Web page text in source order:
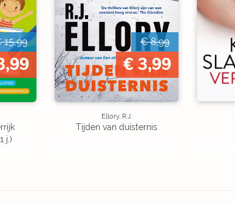
15,99
j.)
€ 8,99
€ 3,99
Ellory, R.J.
Tijden van duisternis